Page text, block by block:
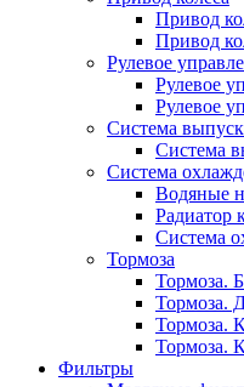
Привод
Привод
Рулевое
Рулевое
Рулевое
Система
Система
Система
Водяные
Радиатор
Система
Тормоза
Тормоза.
Тормоза.
Тормоза.
Тормоза.
Фильтры